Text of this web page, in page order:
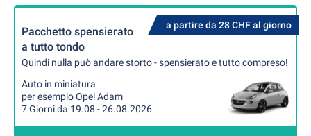
a partire da 28 CHF al giorno
Pacchetto spensierato
a tutto tondo
Quindi nulla può andare storto - spensierato e tutto compreso!
Auto in miniatura
per esempio Opel Adam
7 Giorni da 19.08 - 26.08.2026